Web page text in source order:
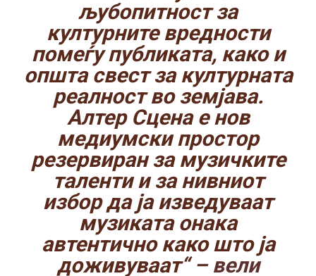
љубопитност за
културните вредности
помеѓу публиката, како и
општа свест за културната
реалност во земјава.
Алтер Сцена е нов
медиумски простор
резервиран за музичките
таленти и за нивниот
избор да ја изведуваат
музиката онака
автентично како што ја
доживуваат“– вели